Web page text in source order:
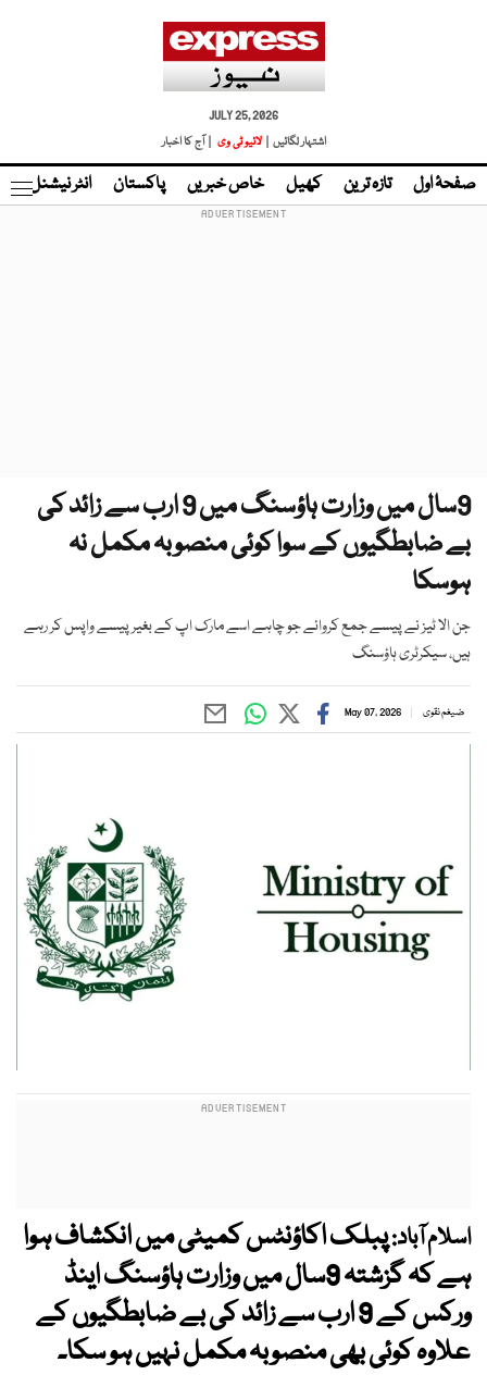
JULY 25, 2026
اشتہار لگائیں |
لائیو ٹی وی | آج کا اخبار
صفحۂ اول تازہ ترین کھیل خاص خبریں پاکستان انٹر نیشنل
9سال میں وزارت ہاؤسنگ میں 9 ارب سے زائد کی
بے ضابطگیوں کے سوا کوئی منصوبہ مکمل نہ
ہوسکا
جن الا ٹیز نے پیسے جمع کروائے جو چاہے اسے مارک اپ کے بغیر پیسے واپس کر رہے
ہیں، سیکرٹری ہاؤسنگ
ضیغم نقوی May 07, 2026
اسلام آباد:پبلک اکاؤنٹس کمیٹی میں انکشاف ہوا
ہے کہ گزشتہ 9سال میں وزارت ہاؤسنگ اینڈ
ورکس کے 9 ارب سے زائد کی بے ضابطگیوں کے
علاوہ کوئی بھی منصوبہ مکمل نہیں ہو سکا۔